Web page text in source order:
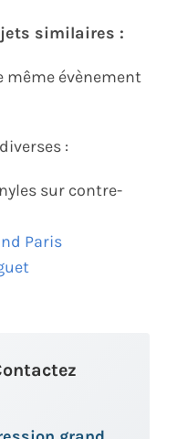
similaires :
même évènement
:
sur contre-
Paris